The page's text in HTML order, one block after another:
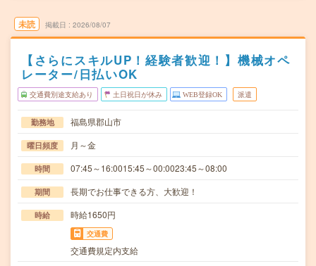
未読 掲載日 2026/08/07
【さらにスキルUP！経験者歓迎！】機械オペ
レーター/日払いOK
交通費別途支給あり 土日祝日が休み WEB登録OK 派遣
勤務地 福島県郡山市
曜日頻度 月～金
時間 07:45～16:0015:45～00:0023:45～08:00
期間 長期でお仕事できる方、大歓迎！
時給 時給1650円
交通費
交通費規定内支給